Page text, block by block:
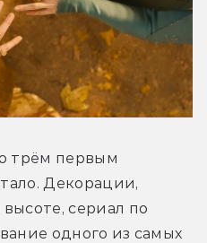
трём первым
Декорации,
сериал по
одного из самых